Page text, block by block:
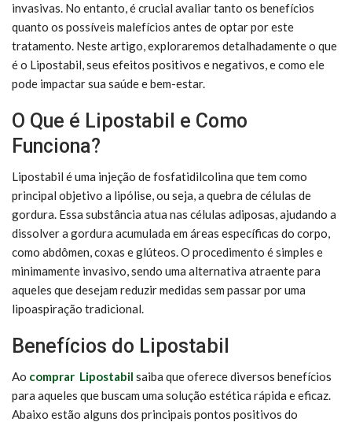
invasivas. No entanto, é crucial avaliar tanto os benefícios
quanto os possíveis malefícios antes de optar por este
tratamento. Neste artigo, exploraremos detalhadamente o que
é o Lipostabil, seus efeitos positivos e negativos, e como ele
pode impactar sua saúde e bem-estar.
O Que é Lipostabil e Como
Funciona?
Lipostabil é uma injeção de fosfatidilcolina que tem como
principal objetivo a lipólise, ou seja, a quebra de células de
gordura. Essa substância atua nas células adiposas, ajudando a
dissolver a gordura acumulada em áreas específicas do corpo,
como abdômen, coxas e glúteos. O procedimento é simples e
minimamente invasivo, sendo uma alternativa atraente para
aqueles que desejam reduzir medidas sem passar por uma
lipoaspiração tradicional.
Benefícios do Lipostabil
Ao comprar Lipostabil saiba que oferece diversos benefícios
para aqueles que buscam uma solução estética rápida e eficaz.
Abaixo estão alguns dos principais pontos positivos do